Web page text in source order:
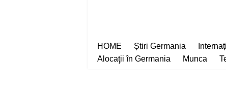
HOME Știri Germania
Alocaţii în Germania
Munca